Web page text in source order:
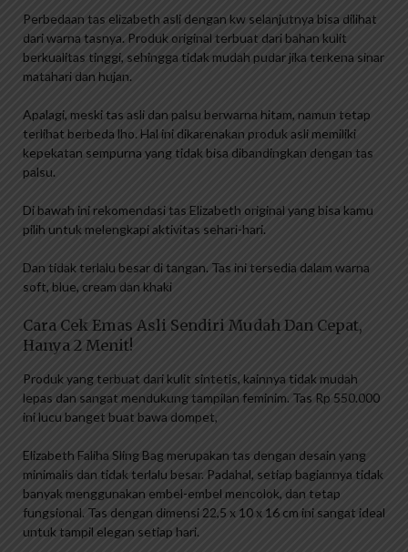
Perbedaan tas elizabeth asli dengan kw selanjutnya bisa dilihat
dari warna tasnya. Produk original terbuat dari bahan kulit
berkualitas tinggi, sehingga tidak mudah pudar jika terkena sinar
matahari dan hujan.
Apalagi, meski tas asli dan palsu berwarna hitam, namun tetap
terlihat berbeda lho. Hal ini dikarenakan produk asli memiliki
kepekatan sempurna yang tidak bisa dibandingkan dengan tas
palsu.
Di bawah ini rekomendasi tas Elizabeth original yang bisa kamu
pilih untuk melengkapi aktivitas sehari-hari.
Dan tidak terlalu besar di tangan. Tas ini tersedia dalam warna
soft, blue, cream dan khaki
Cara Cek Emas Asli Sendiri Mudah Dan Cepat,
Hanya 2 Menit!
Produk yang terbuat dari kulit sintetis, kainnya tidak mudah
lepas dan sangat mendukung tampilan feminim. Tas Rp 550.000
ini lucu banget buat bawa dompet,
Elizabeth Faliha Sling Bag merupakan tas dengan desain yang
minimalis dan tidak terlalu besar. Padahal, setiap bagiannya tidak
banyak menggunakan embel-embel mencolok, dan tetap
fungsional. Tas dengan dimensi 22,5 x 10 x 16 cm ini sangat ideal
untuk tampil elegan setiap hari.